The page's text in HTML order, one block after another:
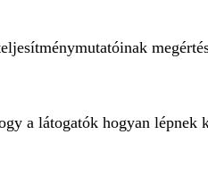
a látogatók hogyan